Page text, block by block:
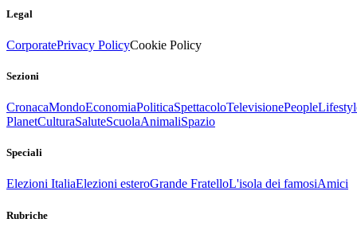
Legal
CorporatePrivacy PolicyCookie Policy
Sezioni
CronacaMondoEconomiaPoliticaSpettacoloTelevisionePeople
PlanetCulturaSaluteScuolaAnimaliSpazio
Speciali
Elezioni ItaliaElezioni esteroGrande FratelloL'isola dei famosiAmici
Rubriche